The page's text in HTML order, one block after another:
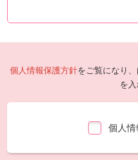
個人情報保護方針をご覧になり
を入
個人情